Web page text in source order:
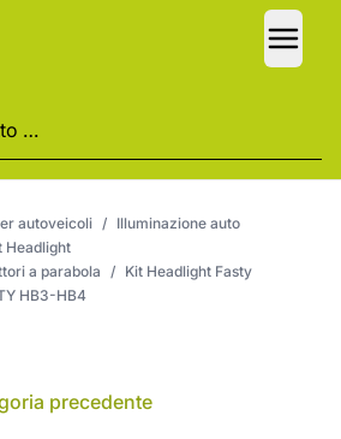
autoveicoli / Illuminazione auto
Headlight
a parabola / Kit Headlight Fasty
HB3-HB4
precedente